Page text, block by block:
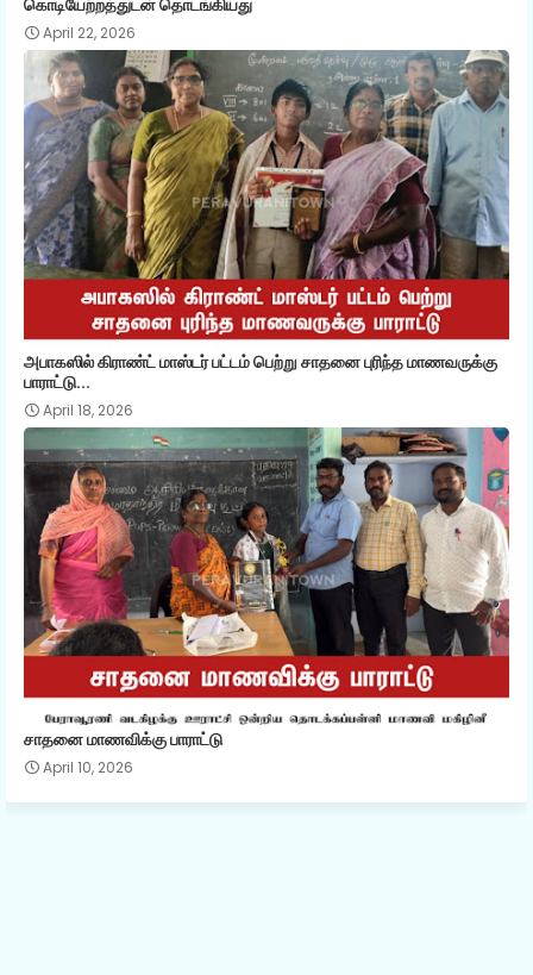
April 22, 2026
அபாகஸில் கிராண்ட் மாஸ்டர் பட்டம் பெற்று சாதனை புரிந்த மாணவருக்கு
பாராட்டு...
April 18, 2026
சாதனை மாணவிக்கு பாராட்டு
April 10, 2026